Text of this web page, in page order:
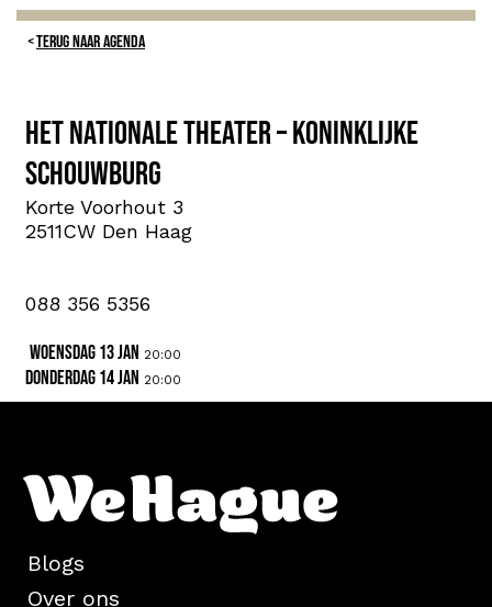
TERUG NAAR AGENDA
Het Nationale Theater – Koninklijke
Schouwburg
Korte Voorhout 3
2511CW Den Haag
088 356 5356
woensdag 13 jan 20:00
donderdag 14 jan 20:00
Blogs
Over ons